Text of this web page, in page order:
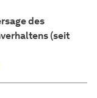
des
(seit